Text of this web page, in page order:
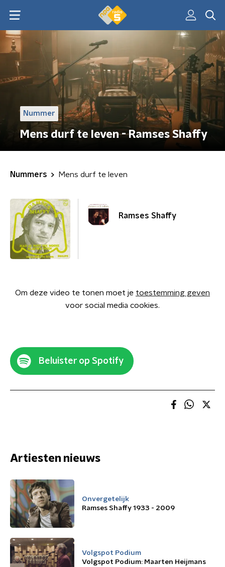
Nummer
Mens durf te leven - Ramses Shaffy
Nummers Mens durf te leven
Ramses Shaffy
Om deze video te tonen moet je toestemming geven
voor social media cookies.
Beluister op Spotify
Artiesten nieuws
Onvergetelijk
Ramses Shaffy 1933 - 2009
Volgspot Podium
Volgspot Podium: Maarten Heijmans